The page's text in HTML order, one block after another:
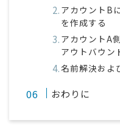
アカウントB
を作成する
アカウントA
アウトバウン
名前解決およ
おわりに